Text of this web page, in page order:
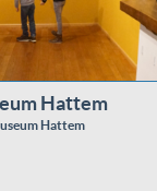
Hattem
Hattem